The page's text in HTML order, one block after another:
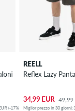
(-17%)
REELL
Reflex Lazy
34,99 EUR 49,99
Miglior prezzo in 30 giorni: